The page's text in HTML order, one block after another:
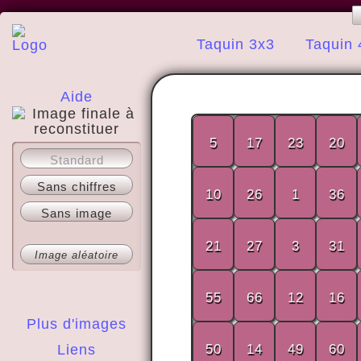
Taquin 3x3 Taquin
Aide
A propos
Plus d'images
Liens
Standard
Sans chiffres
Sans image
Image aléatoire
5 17 23 20
10 26 1 36
21 27 3 31
55 66 12 16
50 14 49 60